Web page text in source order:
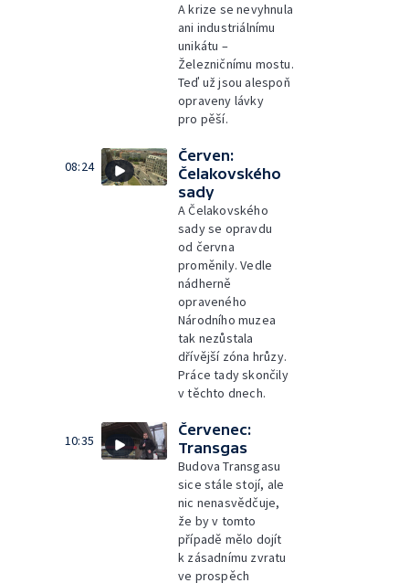
A krize se nevyhnula
ani industriálnímu
unikátu –
Železničnímu mostu.
Teď už jsou alespoň
opraveny lávky
pro pěší.
08:24
Červen:
Čelakovského
sady
A Čelakovského
sady se opravdu
od června
proměnily. Vedle
nádherně
opraveného
Národního muzea
tak nezůstala
dřívější zóna hrůzy.
Práce tady skončily
v těchto dnech.
10:35
Červenec:
Transgas
Budova Transgasu
sice stále stojí, ale
nic nenasvědčuje,
že by v tomto
případě mělo dojít
k zásadnímu zvratu
ve prospěch